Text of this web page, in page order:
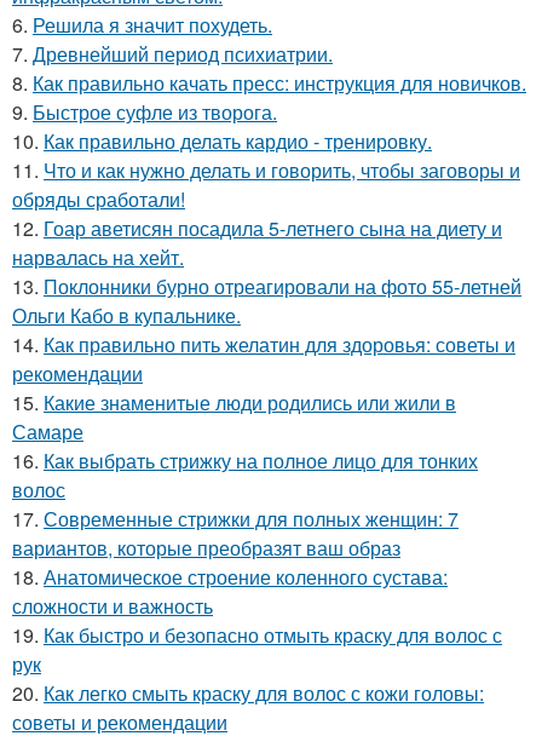
6. Решила я значит похудеть.
7. Древнейший период психиатрии.
8. Как правильно качать пресс: инструкция для новичков.
9. Быстрое суфле из творога.
10. Как правильно делать кардио - тренировку.
11. Что и как нужно делать и говорить, чтобы заговоры и
обряды сработали!
12. Гоар аветисян посадила 5-летнего сына на диету и
нарвалась на хейт.
13. Поклонники бурно отреагировали на фото 55-летней
Ольги Кабо в купальнике.
14. Как правильно пить желатин для здоровья: советы и
рекомендации
15. Какие знаменитые люди родились или жили в
Самаре
16. Как выбрать стрижку на полное лицо для тонких
волос
17. Современные стрижки для полных женщин: 7
вариантов, которые преобразят ваш образ
18. Анатомическое строение коленного сустава:
сложности и важность
19. Как быстро и безопасно отмыть краску для волос с
рук
20. Как легко смыть краску для волос с кожи головы:
советы и рекомендации